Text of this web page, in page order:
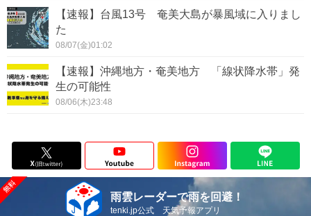
【速報】台風13号 奄美大島が暴風域に入りまし
た
08/07(金)01:02
【速報】沖縄地方・奄美地方 「線状降水帯」発
生の可能性
08/06(木)23:48
雨雲レーダーで雨を回避！
tenki.jp公式 天気予報アプリ